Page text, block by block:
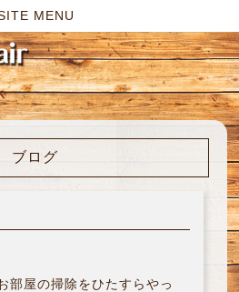
MENU
ブログ
部屋の掃除をひたすらやっ